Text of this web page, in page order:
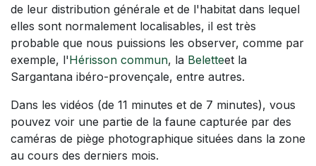
de leur distribution générale et de l'habitat dans lequel
elles sont normalement localisables, il est très
probable que nous puissions les observer, comme par
exemple, l'Hérisson commun, la Beletteet la
Sargantana ibéro-provençale, entre autres.
Dans les vidéos (de 11 minutes et de 7 minutes), vous
pouvez voir une partie de la faune capturée par des
caméras de piège photographique situées dans la zone
au cours des derniers mois.